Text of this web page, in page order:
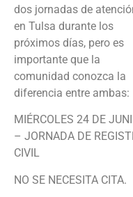
dos jornadas de
en Tulsa durante los
próximos días, pero es
importante que la
comunidad conozca la
diferencia entre ambas:
MIÉRCOLES 24 DE
– JORNADA DE
CIVIL
NO SE NECESITA CITA.